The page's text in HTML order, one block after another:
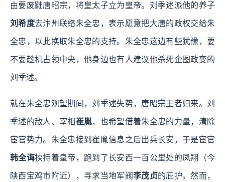
由要废黜唐昭宗，将皇太子立为皇帝。刘季述派他的养子
刘希度去汴州联络朱全忠，表示愿意把大唐的政权交给朱
全忠，以此换取朱全忠的支持。朱全忠这边有些犹豫，要
不要趁机占领中央，他身边也有人建议他杀死企图政变的
刘季述。
就在朱全忠观望期间，刘季述失势，唐昭宗王者归来。刘
季述的敌人、宰相崔胤，也希望借着朱全忠的力量，清除
宦官势力。朱全忠接到崔胤信息之后出兵长安，于是宦官
韩全诲挟持着皇帝，跑到了长安西一百公里处的凤翔（今
陕西宝鸡市附近），寻求当地军阀李茂贞的庇护。然而，